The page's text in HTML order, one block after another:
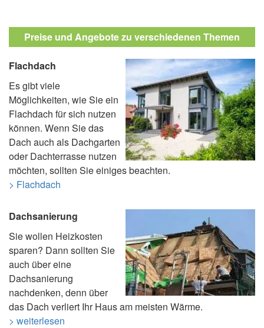
Preise und Angebote zu verschiedenen Themen
Flachdach
Es gibt viele
Möglichkeiten, wie Sie ein
Flachdach für sich nutzen
können. Wenn Sie das
Dach auch als Dachgarten
oder Dachterrasse nutzen
möchten, sollten Sie einiges beachten.
> Flachdach
Dachsanierung
Sie wollen Heizkosten
sparen? Dann sollten Sie
auch über eine
Dachsanierung
nachdenken, denn über
das Dach verliert Ihr Haus am meisten Wärme.
> weiterlesen